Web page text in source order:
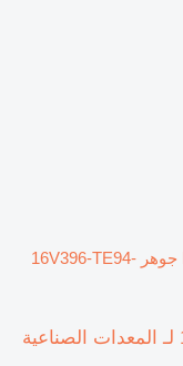
المحرك MTU جوهر 16V396-TE94-